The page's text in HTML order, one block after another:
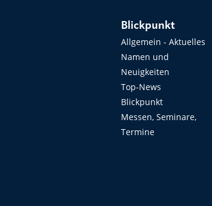
Blickpunkt
Allgemein - Aktuelles
Namen und
Neuigkeiten
Top-News
Blickpunkt
Messen, Seminare,
Termine